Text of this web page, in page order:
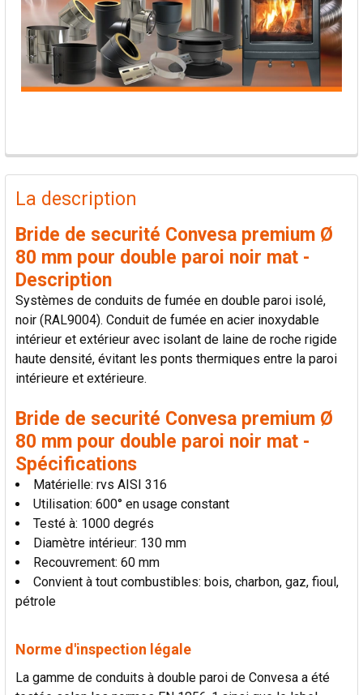
PRODUITS
FRÉQUEMMENT
ACHETÉS
TOUT
SÉLECTIONNER
AJOUTER
LA
SÉLECTION
AU PANIER
La description
Bride de securité Convesa premium Ø
80 mm pour double paroi noir mat -
Description
Systèmes de conduits de fumée en double paroi isolé,
noir (RAL9004). Conduit de fumée en acier inoxydable
intérieur et extérieur avec isolant de laine de roche rigide
haute densité, évitant les ponts thermiques entre la paroi
intérieure et extérieure.
Bride de securité Convesa premium Ø
80 mm pour double paroi noir mat -
Spécifications
Matérielle: rvs AISI 316
Utilisation: 600° en usage constant
Testé à: 1000 degrés
Diamètre intérieur: 130 mm
Recouvrement: 60 mm
Convient à tout combustibles: bois, charbon, gaz, fioul,
pétrole
Norme d'inspection légale
La gamme de conduits à double paroi de Convesa a été